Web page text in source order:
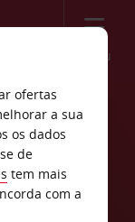
Menu
ofertas
a sua
os dados
de
tem mais
com a